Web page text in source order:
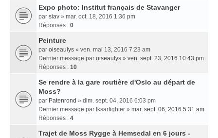
Expo photo: Institut français de Stavanger
par siav » mar. oct. 18, 2016 1:36 pm
Réponses : 0
Peinture
par oiseaulys » ven. mai 13, 2016 7:23 am
Dernier message par oiseaulys » ven. sept. 23, 2016 10:43 pm
Réponses : 10
Se rendre à la gare routière d'Oslo au départ de
Moss?
par Patenrond » dim. sept. 04, 2016 6:03 pm
Dernier message par Iksarfighter » mar. sept. 06, 2016 5:31 am
Réponses : 4
Trajet de Moss Rygge à Hemsedal en 6 jours -